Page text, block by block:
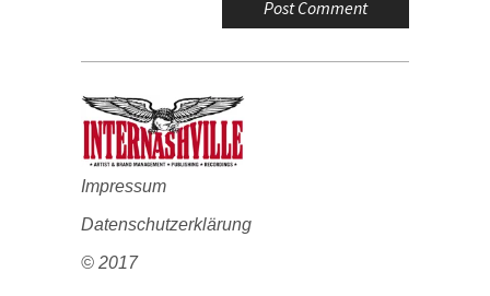
Impressum
Datenschutzerklärung
© 2017